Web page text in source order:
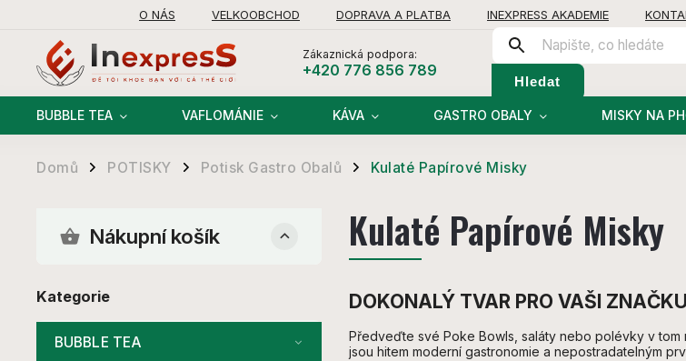
O NÁS VELKOOBCHOD DOPRAVA A PLATBA INEXPRESS AKADEMIE
Zákaznická podpora:
+420 776 856 789
Hledat
BUBBLE TEA VAFLOMÁNIE KÁVA GASTRO OBALY MISKY NA
Domů / POTISKY / Potisk Gastro Obalů / Kulaté Papírové Misky
Nákupní košík
Kategorie
BUBBLE TEA
Kulaté Papírové Misky
DOKONALÝ TVAR PRO VAŠI
Předveďte své Poke Bowls, saláty nebo polévky v tom
jsou hitem moderní gastronomie a nepostradatelným